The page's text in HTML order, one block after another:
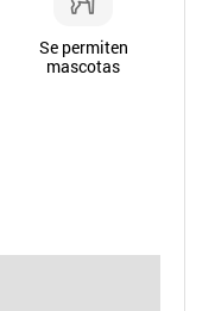
Se permiten
mascotas